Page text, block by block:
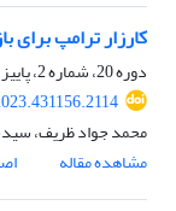
کارزار ترامپ برای
دوره 20، شماره 2، پاییز 1402، صفحه
محمد جواد ظریف،
مشاهده مقاله